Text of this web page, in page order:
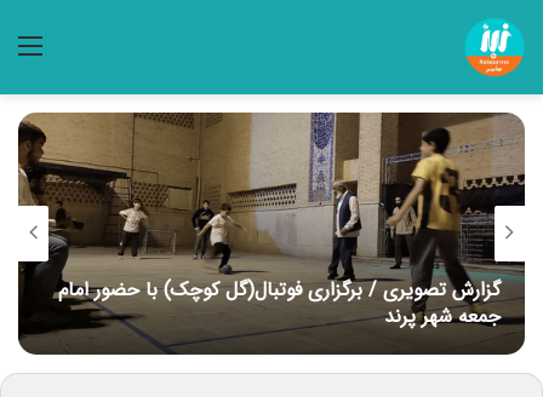
گزارش تصویری / برگزاری فوتبال(گل کوچک) با حضور امام
جمعه شهر پرند